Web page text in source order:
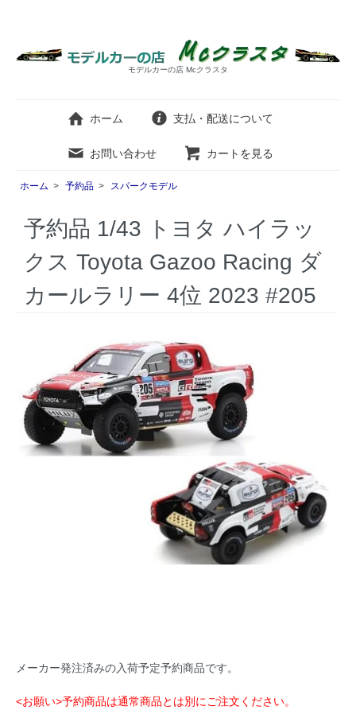
モデルカーの店 Mcクラスタ
ホーム 支払・配送について
お問い合わせ カートを見る
ホーム > 予約品 > スパークモデル
予約品 1/43 トヨタ ハイラッ
クス Toyota Gazoo Racing ダ
カールラリー 4位 2023 #205
メーカー発注済みの入荷予定予約商品です。
<お願い>予約商品は通常商品とは別にご注文ください。